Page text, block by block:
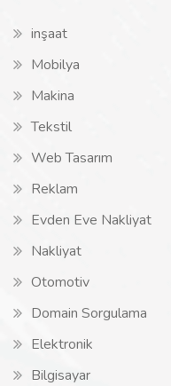
inşaat
Mobilya
Makina
Tekstil
Web Tasarım
Reklam
Evden Eve Nakliyat
Nakliyat
Otomotiv
Domain Sorgulama
Elektronik
Bilgisayar